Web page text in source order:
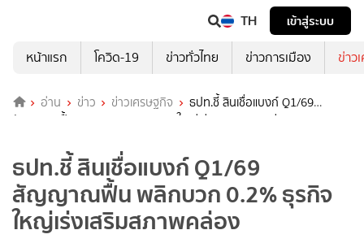
TH
เข้าสู่ระบบ
หน้าแรก
โควิด-19 ข่าวทั่วไทย ข่าวการเมือง ข่าว
อ่าน ข่าว ข่าวเศรษฐกิจ
ธปท.ชี้ สินเชื่อแบงก์ Q1/69
สัญญาณฟื้น พลิกบวก 0.2% ธุรกิจใหญ่เร่งเสริมสภาพคล่อง
ธปท.ชี้ สินเชื่อแบงก์ Q1/69
สัญญาณฟื้น พลิกบวก 0.2% ธุรกิจ
ใหญ่เร่งเสริมสภาพคล่อง